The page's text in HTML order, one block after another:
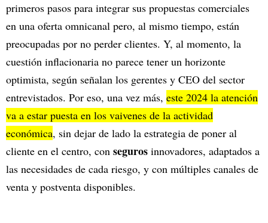
primeros pasos para integrar sus propuestas comerciales
en una oferta omnicanal pero, al mismo tiempo, están
preocupadas por no perder clientes. Y, al momento, la
cuestión inflacionaria no parece tener un horizonte
optimista, según señalan los gerentes y CEO del sector
entrevistados. Por eso, una vez más, este 2024 la atención
va a estar puesta en los vaivenes de la actividad
económica, sin dejar de lado la estrategia de poner al
cliente en el centro, con seguros innovadores, adaptados a
las necesidades de cada riesgo, y con múltiples canales de
venta y postventa disponibles.